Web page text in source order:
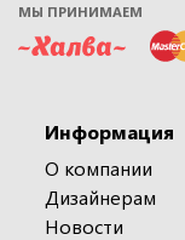
МЫ ПРИНИМАЕМ
Информация
О компании
Дизайнерам
Новости